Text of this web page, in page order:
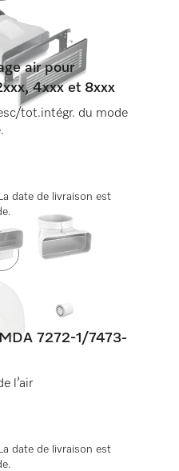
air pour
4xxx et 8xxx
tot.intégr. du mode
date de livraison est
7272-1/7473-
l’air
date de livraison est